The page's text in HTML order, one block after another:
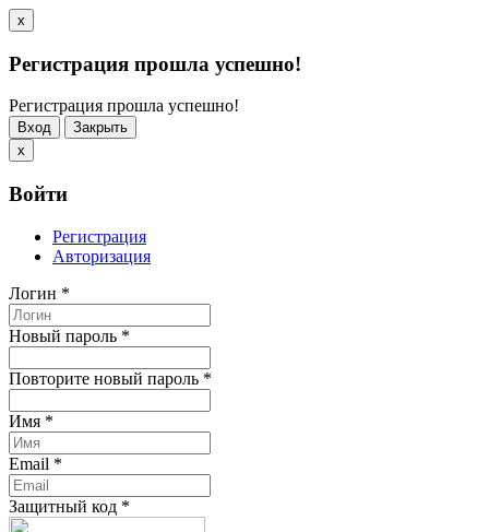
x
Регистрация прошла успешно!
Регистрация прошла успешно!
Вход
Закрыть
x
Войти
Регистрация
Авторизация
Логин *
Новый пароль *
Повторите новый пароль *
Имя *
Email *
Защитный код *